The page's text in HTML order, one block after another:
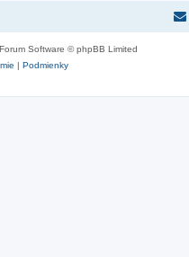
Software © phpBB Limited
| Podmienky